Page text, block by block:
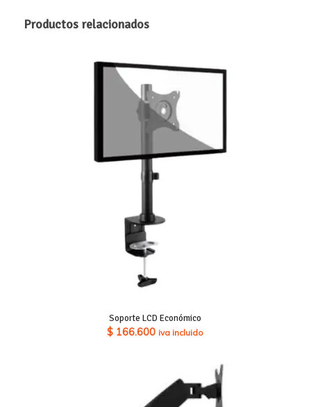
Productos relacionados
Soporte LCD Económico
$ 166.600 iva incluido